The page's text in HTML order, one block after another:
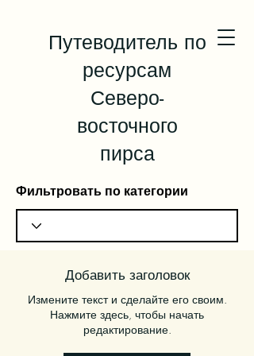
Путеводитель по
ресурсам
Северо-
восточного
пирса
Фильтровать по категории
Добавить заголовок
Измените текст и сделайте его своим.
Нажмите здесь, чтобы начать
редактирование.